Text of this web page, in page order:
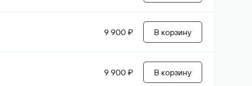
9 900 ₽ В корзину
9 900 ₽ В корзину